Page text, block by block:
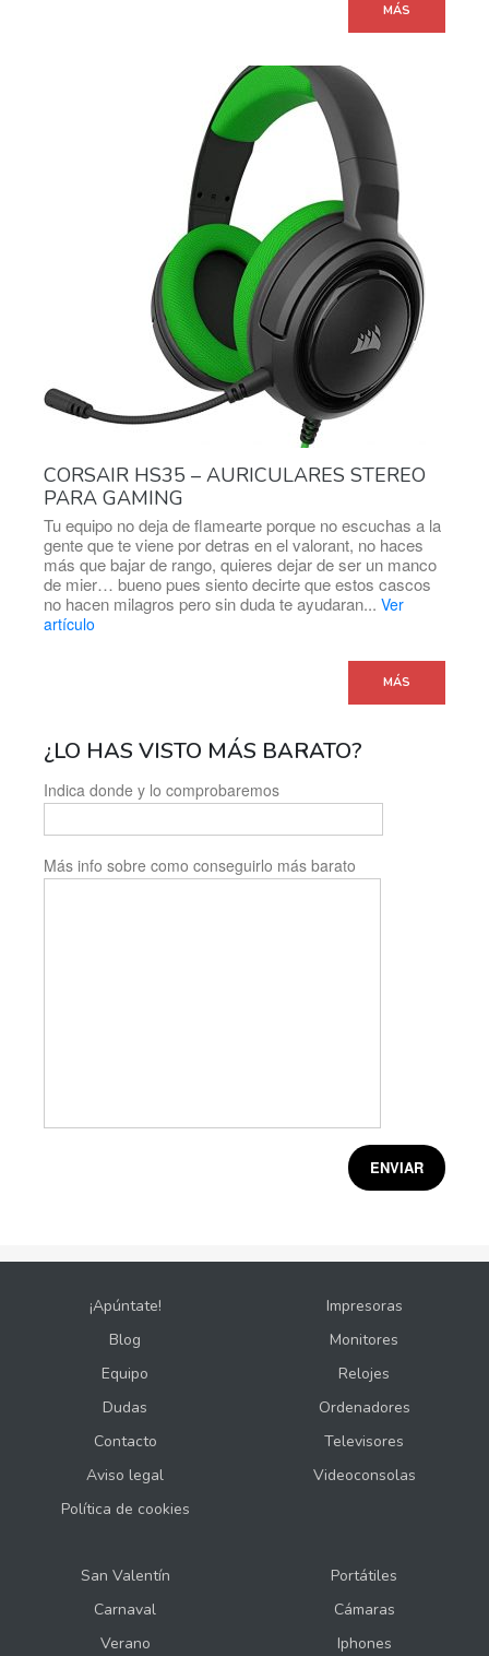
MÁS
CORSAIR HS35 – AURICULARES STEREO
PARA GAMING
Tu equipo no deja de flamearte porque no escuchas a la
gente que te viene por detras en el valorant, no haces
más que bajar de rango, quieres dejar de ser un manco
de mier… bueno pues siento decirte que estos cascos
no hacen milagros pero sin duda te ayudaran... Ver
artículo
MÁS
¿LO HAS VISTO MÁS BARATO?
Indica donde y lo comprobaremos
Más info sobre como conseguirlo más barato
¡Apúntate!
Blog
Equipo
Dudas
Contacto
Aviso legal
Política de cookies
Impresoras
Monitores
Relojes
Ordenadores
Televisores
Videoconsolas
San Valentín
Carnaval
Verano
Portátiles
Cámaras
Iphones